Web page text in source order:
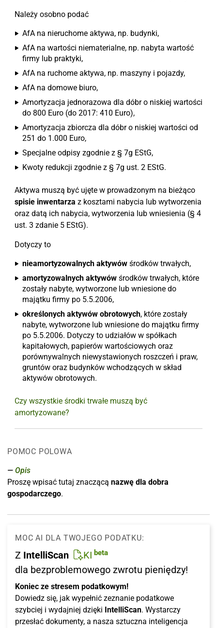
Należy osobno podać
AfA na nieruchome aktywa, np. budynki,
AfA na wartości niematerialne, np. nabyta wartość
firmy lub praktyki,
AfA na ruchome aktywa, np. maszyny i pojazdy,
AfA na domowe biuro,
Amortyzacja jednorazowa dla dóbr o niskiej wartości
do 800 Euro (do 2017: 410 Euro),
Amortyzacja zbiorcza dla dóbr o niskiej wartości od
251 do 1.000 Euro,
Specjalne odpisy zgodnie z § 7g EStG,
Kwoty redukcji zgodnie z § 7g ust. 2 EStG.
Aktywa muszą być ujęte w prowadzonym na bieżąco
spisie inwentarza z kosztami nabycia lub wytworzenia
oraz datą ich nabycia, wytworzenia lub wniesienia (§ 4
ust. 3 zdanie 5 EStG).
Dotyczy to
nieamortyzowalnych aktywów środków trwałych,
amortyzowalnych aktywów środków trwałych, które
zostały nabyte, wytworzone lub wniesione do
majątku firmy po 5.5.2006,
określonych aktywów obrotowych, które zostały
nabyte, wytworzone lub wniesione do majątku firmy
po 5.5.2006. Dotyczy to udziałów w spółkach
kapitałowych, papierów wartościowych oraz
porównywalnych niewystawionych roszczeń i praw,
gruntów oraz budynków wchodzących w skład
aktywów obrotowych.
Czy wszystkie środki trwałe muszą być
amortyzowane?
POMOC POLOWA
Opis
Proszę wpisać tutaj znaczącą nazwę dla dobra
gospodarczego.
MOC AI DLA TWOJEGO PODATKU:
Z IntelliScan KI beta
dla bezproblemowego zwrotu pieniędzy!
Koniec ze stresem podatkowym!
Dowiedz się, jak wypełnić zeznanie podatkowe
szybciej i wydajniej dzięki IntelliScan. Wystarczy
przesłać dokumenty, a nasza sztuczna inteligencja